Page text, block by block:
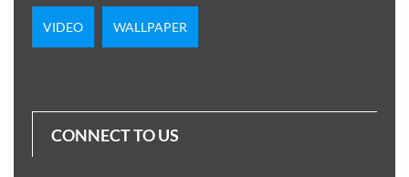
VIDEO WALLPAPER
CONNECT TO US